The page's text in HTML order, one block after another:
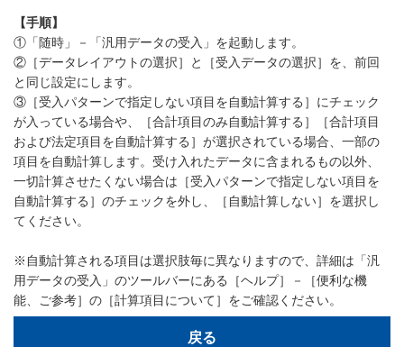
【手順】
①「随時」－「汎用データの受入」を起動します。
②［データレイアウトの選択］と［受入データの選択］を、前回
と同じ設定にします。
③［受入パターンで指定しない項目を自動計算する］にチェック
が入っている場合や、［合計項目のみ自動計算する］［合計項目
および法定項目を自動計算する］が選択されている場合、一部の
項目を自動計算します。受け入れたデータに含まれるもの以外、
一切計算させたくない場合は［受入パターンで指定しない項目を
自動計算する］のチェックを外し、［自動計算しない］を選択し
てください。
※自動計算される項目は選択肢毎に異なりますので、詳細は「汎
用データの受入」のツールバーにある［ヘルプ］－［便利な機
能、ご参考］の［計算項目について］をご確認ください。
戻る